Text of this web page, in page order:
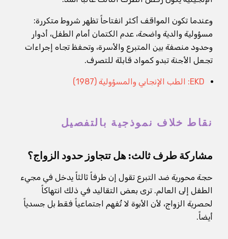
وعندما تكون المواقف أكثر انفتاحاً تظهر شروط متكررة:
مسؤولية والدية واضحة، عدم الكتمان أمام الطفل، أدوار
وحدود منصفة بين المتبرع والأسرة، وتحفظ تجاه إجراءات
تجعل الأجنة تبدو كمواد قابلة للتصرف.
EKD: الطب الإنجابي والمسؤولية (1987)
نقاط خلاف نموذجية بالتفصيل
مشاركة طرف ثالث: هل تتجاوز حدود الزواج؟
حجة محورية ضد التبرع تقول إن طرفاً ثالثاً يدخل في مجيء
الطفل إلى العالم. ترى بعض التقاليد في ذلك انتهاكاً
لحصرية الزواج، لأن الأبوة لا تُفهم اجتماعياً فقط بل جسدياً
أيضاً.